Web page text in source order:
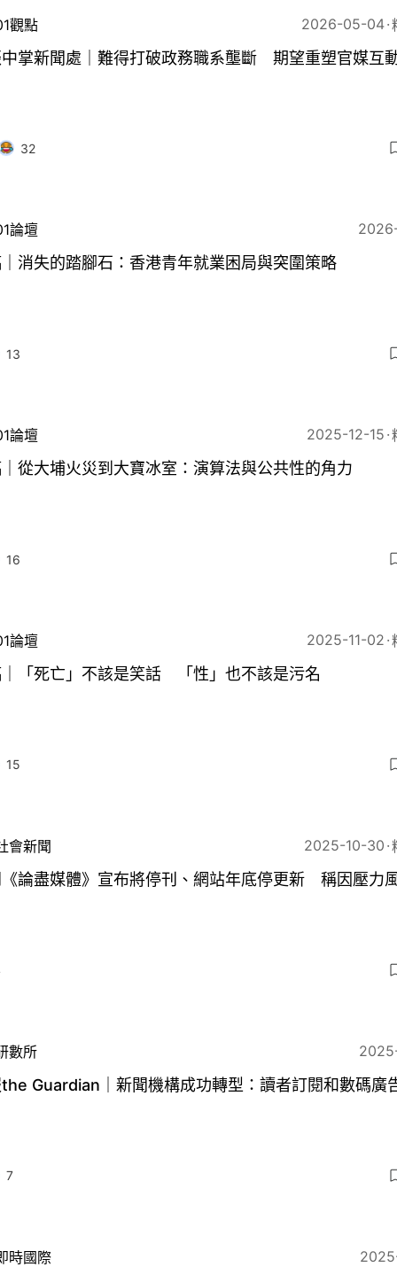
觀點 2026-05-04
掌新聞處｜難得打破政務職系壟斷 期望重塑官媒互
32
論壇
消失的踏腳石：香港青年就業困局與突圍策略
13
論壇 2025-12-15
從大埔火災到大寶冰室：演算法與公共性的角力
16
論壇 2025-11-02
「死亡」不該是笑話 「性」也不該是污名
15
會新聞 2025-10-30
論盡媒體》宣布將停刊、網站年底停更新 稱因壓力
數所
Guardian｜新聞機構成功轉型：讀者訂閱和數碼廣
7
時國際